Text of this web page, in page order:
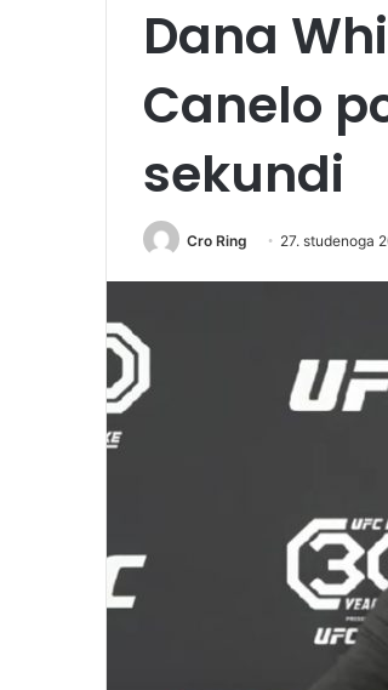
Dana
Canelo
sekundi
Cro Ring 27. studenoga